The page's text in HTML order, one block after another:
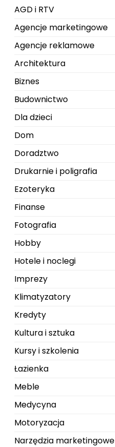
AGD i RTV
Agencje marketingowe
Agencje reklamowe
Architektura
Biznes
Budownictwo
Dla dzieci
Dom
Doradztwo
Drukarnie i poligrafia
Ezoteryka
Finanse
Fotografia
Hobby
Hotele i noclegi
Imprezy
Klimatyzatory
Kredyty
Kultura i sztuka
Kursy i szkolenia
Łazienka
Meble
Medycyna
Motoryzacja
Narzędzia marketingowe